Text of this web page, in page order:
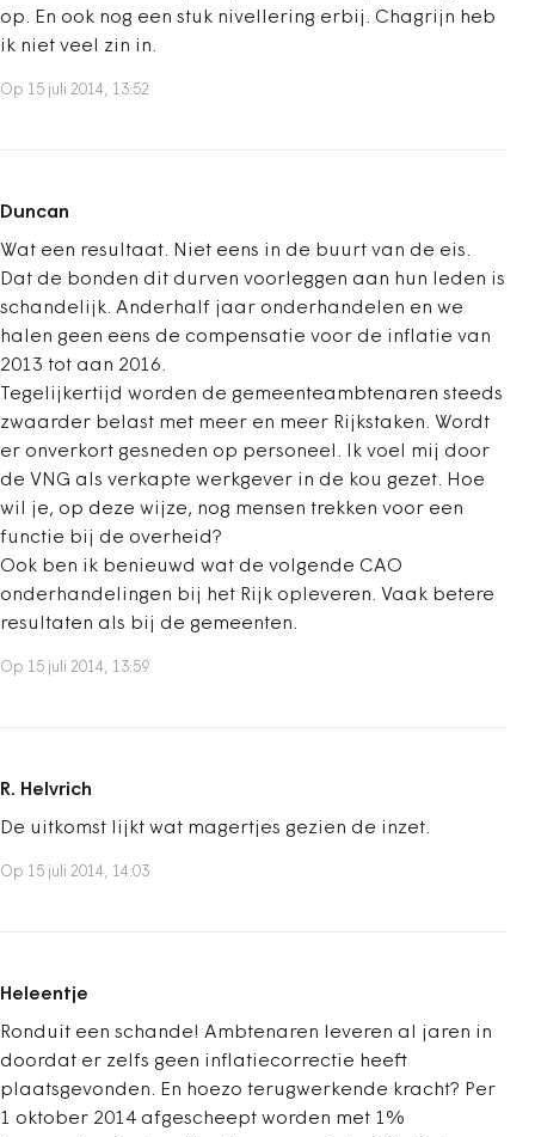
op. En ook nog een stuk nivellering erbij. Chagrijn heb
ik niet veel zin in.
Op 15 juli 2014, 13:52
Duncan
Wat een resultaat. Niet eens in de buurt van de eis.
Dat de bonden dit durven voorleggen aan hun leden is
schandelijk. Anderhalf jaar onderhandelen en we
halen geen eens de compensatie voor de inflatie van
2013 tot aan 2016.
Tegelijkertijd worden de gemeenteambtenaren steeds
zwaarder belast met meer en meer Rijkstaken. Wordt
er onverkort gesneden op personeel. Ik voel mij door
de VNG als verkapte werkgever in de kou gezet. Hoe
wil je, op deze wijze, nog mensen trekken voor een
functie bij de overheid?
Ook ben ik benieuwd wat de volgende CAO
onderhandelingen bij het Rijk opleveren. Vaak betere
resultaten als bij de gemeenten.
Op 15 juli 2014, 13:59
R. Helvrich
De uitkomst lijkt wat magertjes gezien de inzet.
Op 15 juli 2014, 14:03
Heleentje
Ronduit een schande! Ambtenaren leveren al jaren in
doordat er zelfs geen inflatiecorrectie heeft
plaatsgevonden. En hoezo terugwerkende kracht? Per
1 oktober 2014 afgescheept worden met 1%